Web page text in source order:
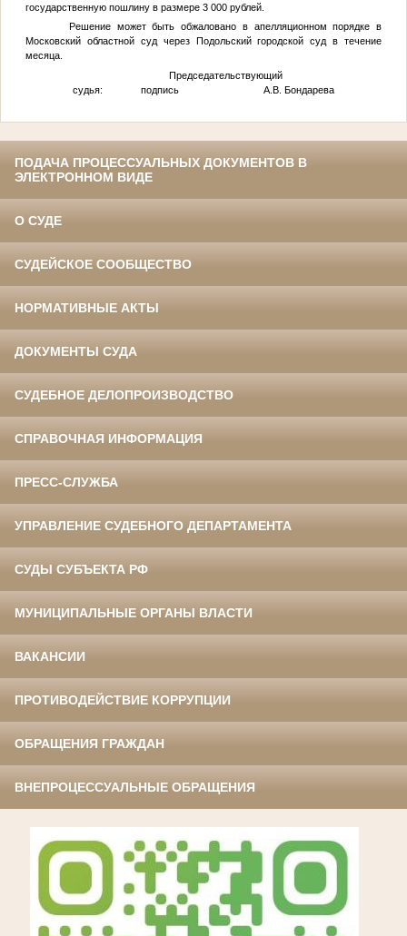
государственную пошлину в размере 3 000 рублей.
Решение может быть обжаловано в апелляционном порядке в
Московский областной суд через Подольский городской суд в течение
месяца.
Председательствующий
судья: подпись А.В. Бондарева
ПОДАЧА ПРОЦЕССУАЛЬНЫХ ДОКУМЕНТОВ В
ЭЛЕКТРОННОМ ВИДЕ
О СУДЕ
СУДЕЙСКОЕ СООБЩЕСТВО
НОРМАТИВНЫЕ АКТЫ
ДОКУМЕНТЫ СУДА
СУДЕБНОЕ ДЕЛОПРОИЗВОДСТВО
СПРАВОЧНАЯ ИНФОРМАЦИЯ
ПРЕСС-СЛУЖБА
УПРАВЛЕНИЕ СУДЕБНОГО ДЕПАРТАМЕНТА
СУДЫ СУБЪЕКТА РФ
МУНИЦИПАЛЬНЫЕ ОРГАНЫ ВЛАСТИ
ВАКАНСИИ
ПРОТИВОДЕЙСТВИЕ КОРРУПЦИИ
ОБРАЩЕНИЯ ГРАЖДАН
ВНЕПРОЦЕССУАЛЬНЫЕ ОБРАЩЕНИЯ